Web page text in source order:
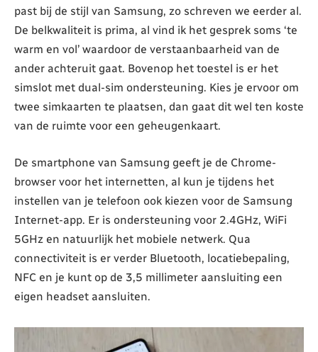
past bij de stijl van Samsung, zo schreven we eerder al.
De belkwaliteit is prima, al vind ik het gesprek soms ‘te
warm en vol’ waardoor de verstaanbaarheid van de
ander achteruit gaat. Bovenop het toestel is er het
simslot met dual-sim ondersteuning. Kies je ervoor om
twee simkaarten te plaatsen, dan gaat dit wel ten koste
van de ruimte voor een geheugenkaart.
De smartphone van Samsung geeft je de Chrome-
browser voor het internetten, al kun je tijdens het
instellen van je telefoon ook kiezen voor de Samsung
Internet-app. Er is ondersteuning voor 2.4GHz, WiFi
5GHz en natuurlijk het mobiele netwerk. Qua
connectiviteit is er verder Bluetooth, locatiebepaling,
NFC en je kunt op de 3,5 millimeter aansluiting een
eigen headset aansluiten.